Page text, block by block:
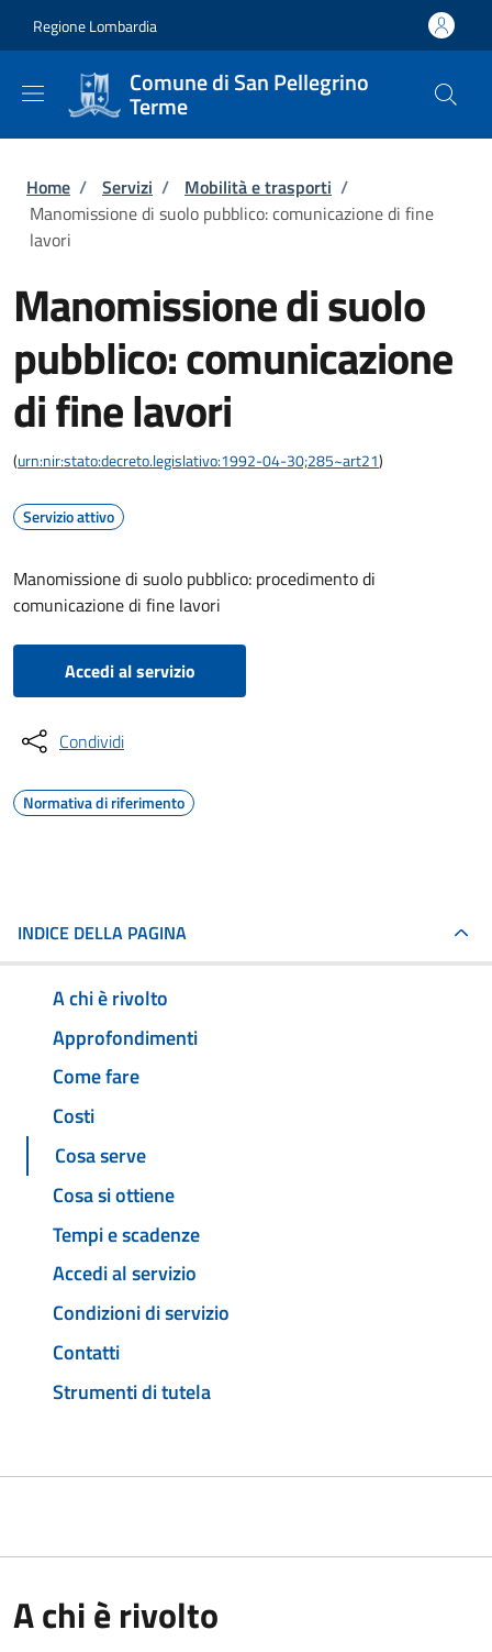
Regione Lombardia
Comune di San Pellegrino
Terme
Briciole di pane
Home / Servizi / Mobilità e trasporti /
Manomissione di suolo pubblico: comunicazione di fine
lavori
Manomissione di suolo
pubblico: comunicazione
di fine lavori
(urn:nir:stato:decreto.legislativo:1992-04-30;285~art21)
Servizio attivo
Manomissione di suolo pubblico: procedimento di
comunicazione di fine lavori
Accedi al servizio
Condividi
Normativa di riferimento
INDICE DELLA PAGINA
A chi è rivolto
Approfondimenti
Come fare
Costi
Cosa serve
Cosa si ottiene
Tempi e scadenze
Accedi al servizio
Condizioni di servizio
Contatti
Strumenti di tutela
A chi è rivolto